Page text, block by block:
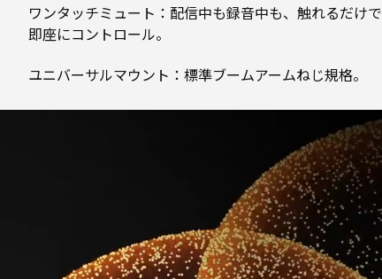
ワンタッチミュート：配信中も録音中も、触れるだけで
即座にコントロール。
ユニバーサルマウント：標準ブームアームねじ規格。